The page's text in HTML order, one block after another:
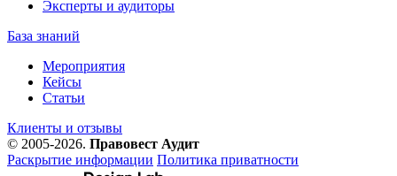
Эксперты и аудиторы
База знаний
Мероприятия
Кейсы
Статьи
Клиенты и отзывы
© 2005-2026. Правовест Аудит
Раскрытие информации Политика приватности